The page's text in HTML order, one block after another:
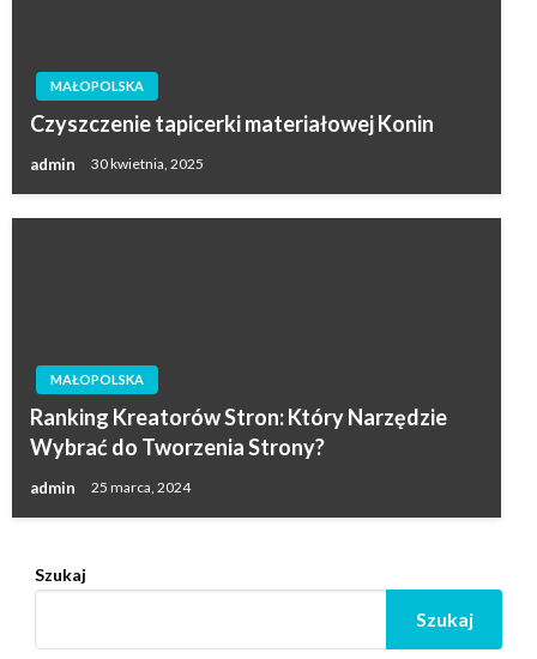
MAŁOPOLSKA
Czyszczenie tapicerki materiałowej Konin
admin 30 kwietnia, 2025
MAŁOPOLSKA
Ranking Kreatorów Stron: Który Narzędzie
Wybrać do Tworzenia Strony?
admin 25 marca, 2024
Szukaj
Szukaj